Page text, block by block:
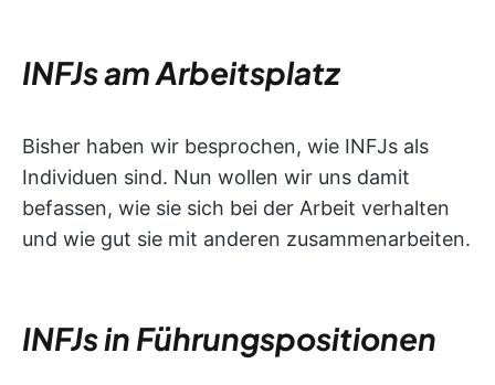
INFJs am Arbeitsplatz
Bisher haben wir besprochen, wie INFJs als
Individuen sind. Nun wollen wir uns damit
befassen, wie sie sich bei der Arbeit verhalten
und wie gut sie mit anderen zusammenarbeiten.
INFJs in Führungspositionen